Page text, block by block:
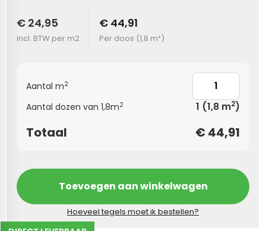
€ 24,95
incl. BTW per m2
€ 44,91
Per doos (1,8 m²)
Aantal m2
Aantal dozen van 1,8m2 1 (1,8 m2)
Totaal € 44,91
Toevoegen aan winkelwagen
Hoeveel tegels moet ik bestellen?
(kloostertegels)
tegels
betonlook